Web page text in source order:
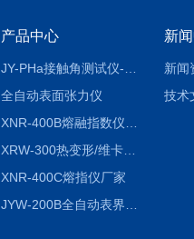
产品中心
全自动表面张力仪
XRW-300热变形/维卡软化点温度测定仪
XNR-400C熔指仪厂家
新
新闻
技术